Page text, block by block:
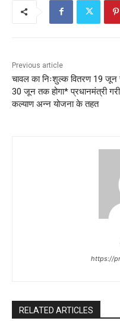
Previous article
चावल का निःशुल्क वितरण 19
30 जून तक होगा* प्रधानमंत्री
कल्याण अन्न योजना के तहत
https://
RELATED ARTICLES